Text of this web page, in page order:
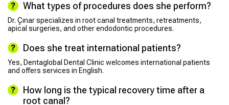
What types of procedures does she perform?
Dr. Çınar specializes in root canal treatments, retreatments,
apical surgeries, and other endodontic procedures.
Does she treat international patients?
Yes, Dentaglobal Dental Clinic welcomes international patients
and offers services in English.
How long is the typical recovery time after a
root canal?